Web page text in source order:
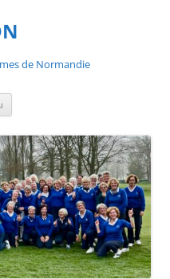
de Normandie